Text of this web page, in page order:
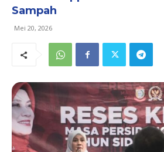
Sampah
Mei 20, 2026